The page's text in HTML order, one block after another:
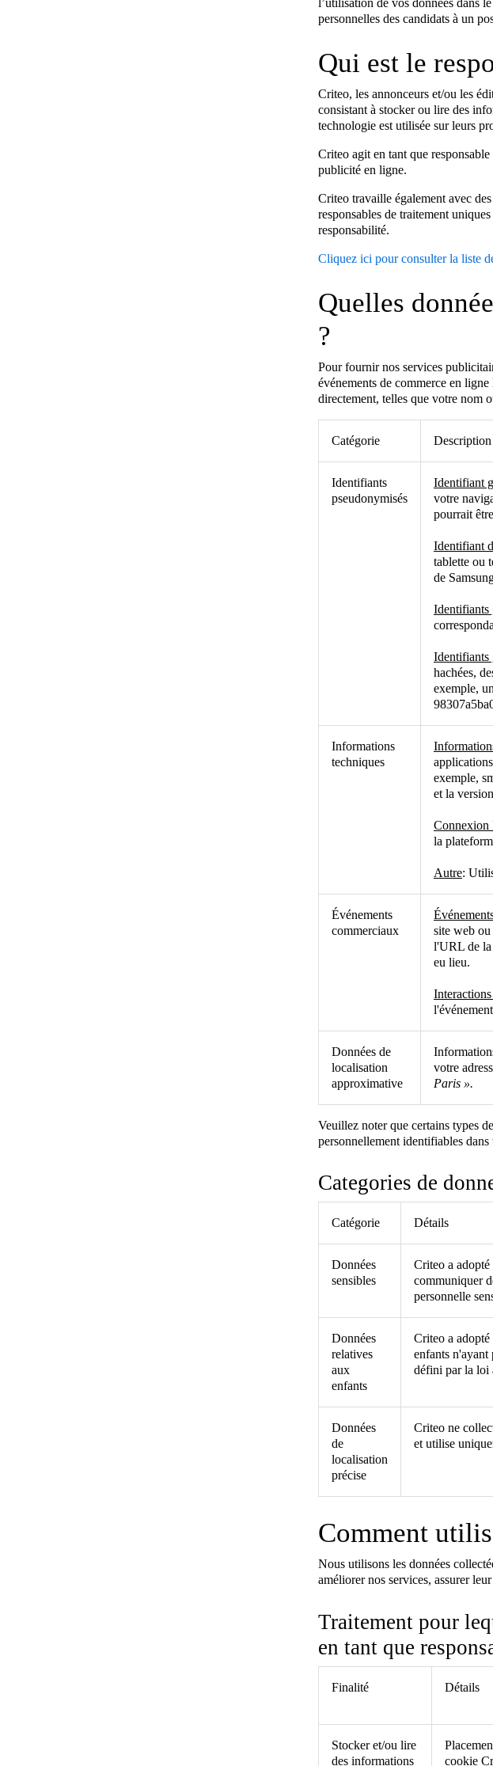
l’utilisation de vos données dans
personnelles des candidats à un
Qui est le
Criteo, les annonceurs et/ou les
consistant à stocker ou lire des
technologie est utilisée sur leurs
Criteo agit en tant que
publicité en ligne.
Criteo travaille également avec
responsables de traitement
responsabilité.
Cliquez ici pour consulter la liste
Quelles
?
Pour fournir nos services
événements de commerce en
directement, telles que votre nom
Catégorie Description
Identifiants
pseudonymisés
Identifiant
votre
pourrait
Identifiant
tablette ou
de
Identifiants
Identifiants
hachées,
exemple,
Informations
techniques
exemple,
et la
Connexion
la
Autre:
Événements
commerciaux
site web
l'URL de la
eu lieu.
Données de
localisation
approximative
votre
Paris ».
Veuillez noter que certains types
personnellement identifiables
Categories de
Catégorie Détails
Données
sensibles
Criteo a
communiquer
personnelle
Données
relatives
aux
enfants
Criteo a
enfants n'ayant
défini par la loi
Données
de
localisation
précise
Criteo ne
et utilise
Comment
Nous utilisons les données
améliorer nos services, assurer
Traitement pour
en tant que
Finalité Détails
Stocker et/ou lire
des informations
cookie